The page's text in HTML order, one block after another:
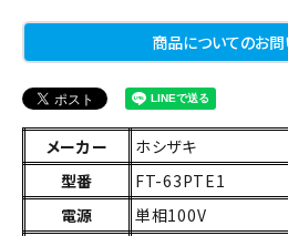
商品についてのお
メーカー
ホシザキ
型番
FT-63PTE1
電源
単相100V